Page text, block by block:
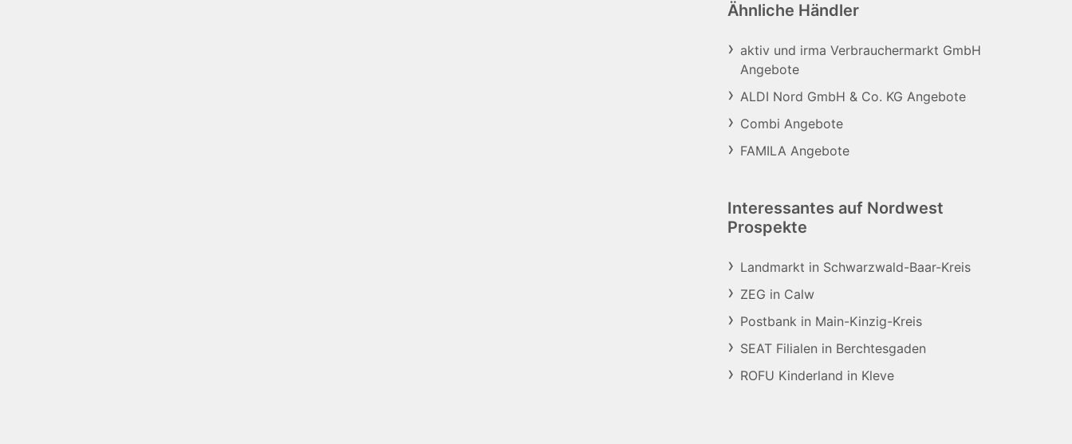
Ähnliche Händler
aktiv und irma Verbrauchermarkt GmbH
Angebote
ALDI Nord GmbH & Co. KG Angebote
Combi Angebote
FAMILA Angebote
Interessantes auf Nordwest
Prospekte
Landmarkt in Schwarzwald-Baar-Kreis
ZEG in Calw
Postbank in Main-Kinzig-Kreis
SEAT Filialen in Berchtesgaden
ROFU Kinderland in Kleve